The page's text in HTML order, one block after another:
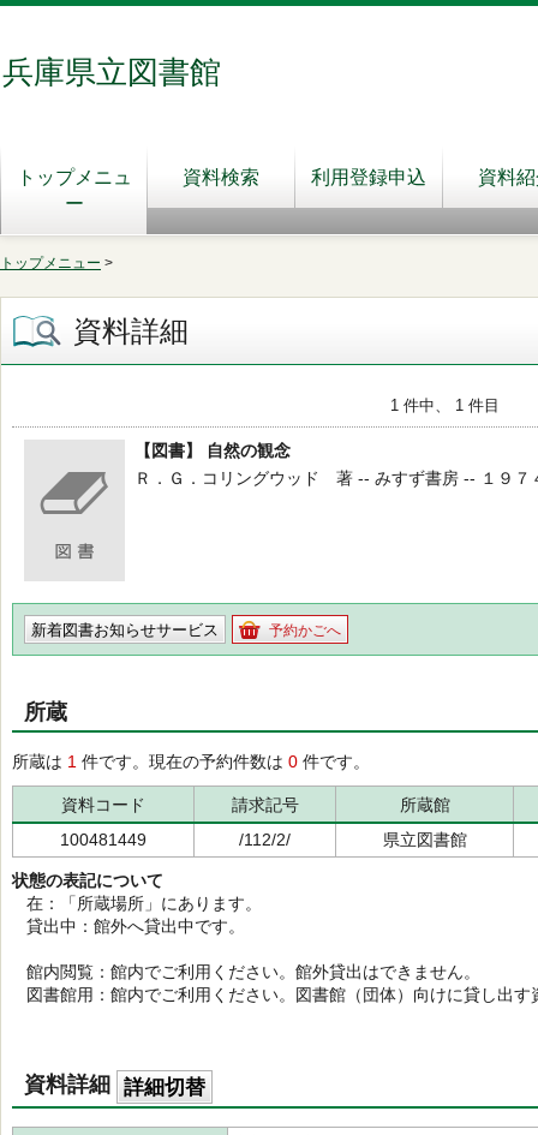
兵庫県立図書館
トップメニュ
ー
資料検索 利用登録申込 資料
トップメニュー >
資料詳細
1 件中、 1 件目
【図書】 自然の観念
Ｒ．Ｇ．コリングウッド 著 -- みすず書房 -- １９７
新着図書お知らせサービス 予約かごへ
所蔵
所蔵は 1 件です。現在の予約件数は 0 件です。
資料コード 請求記号
所蔵館
100481449
/112/2/ 県立図書館
状態の表記について
在：「所蔵場所」にあります。
貸出中：館外へ貸出中です。
館内閲覧：館内でご利用ください。館外貸出はできません。
図書館用：館内でご利用ください。図書館（団体）向けに貸し出す
資料詳細 詳細切替